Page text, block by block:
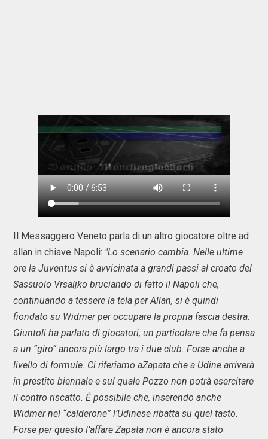
Il Messaggero Veneto parla di un altro giocatore oltre ad
allan in chiave Napoli: "Lo scenario cambia. Nelle ultime
ore la Juventus si è avvicinata a grandi passi al croato del
Sassuolo Vrsaljko bruciando di fatto il Napoli che,
continuando a tessere la tela per Allan, si è quindi
fiondato su Widmer per occupare la propria fascia destra.
Giuntoli ha parlato di giocatori, un particolare che fa pensa
a un “giro” ancora più largo tra i due club. Forse anche a
livello di formule. Ci riferiamo aZapata che a Udine arriverà
in prestito biennale e sul quale Pozzo non potrà esercitare
il contro riscatto. È possibile che, inserendo anche
Widmer nel “calderone” l’Udinese ribatta su quel tasto.
Forse per questo l’affare Zapata non è ancora stato